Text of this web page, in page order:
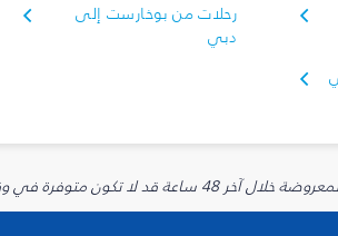
رحلات من بوخارست إلى
دبي
تطبيق رسوم إضافية على الإضافات الاختيارية.